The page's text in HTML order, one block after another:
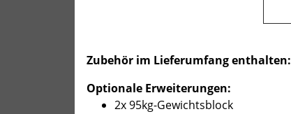
Zubehör im Lieferumfang enthalten:
Optionale Erweiterungen:
2x 95kg-Gewichtsblock